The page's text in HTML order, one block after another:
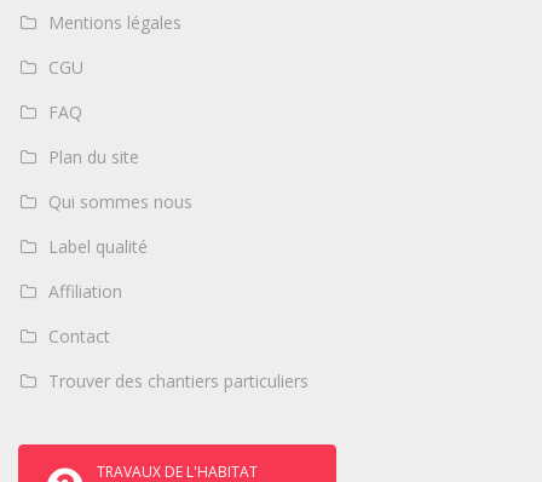
Mentions légales
CGU
FAQ
Plan du site
Qui sommes nous
Label qualité
Affiliation
Contact
Trouver des chantiers particuliers
TRAVAUX DE L'HABITAT